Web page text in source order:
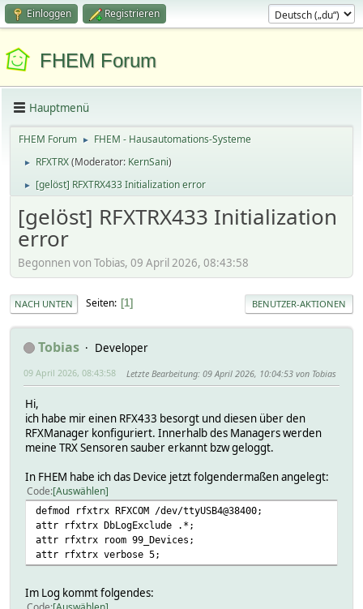
Einloggen Registrieren
FHEM Forum
Hauptmenü
FHEM Forum ► FHEM - Hausautomations-Systeme
► RFXTRX(Moderator: KernSani)
► [gelöst] RFXTRX433 Initialization error
[gelöst] RFXTRX433 Initialization
error
Begonnen von Tobias, 09 April 2026, 08:43:58
NACH UNTEN Seiten 1 BENUTZER-AKTIONEN
Tobias Developer
09 April 2026, 08:43:58 Letzte Bearbeitung: 09 April 2026, 10:04:53 von Tobias
Hi,
ich habe mir einen RFX433 besorgt und diesen über den
RFXManager konfiguriert. Innerhalb des Managers werden
meine TRX Sensoren sauber erkannt bzw geloggt.
In FHEM habe ich das Device jetzt folgendermaßen angelegt:
Code Auswählen
defmod rfxtrx RFXCOM /dev/ttyUSB4@38400;
attr rfxtrx DbLogExclude .*;
attr rfxtrx room 99_Devices;
attr rfxtrx verbose 5;
Im Log kommt folgendes: